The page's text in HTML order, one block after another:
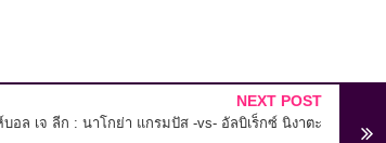
NEXT POST
บอล เจ ลีก : นาโกย่า แกรมปัส -vs- อัลบิเร็กซ์ นิงาตะ